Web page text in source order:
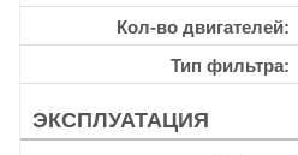
Кол-во двигателей
Тип фильтра
ЭКСПЛУАТАЦИЯ